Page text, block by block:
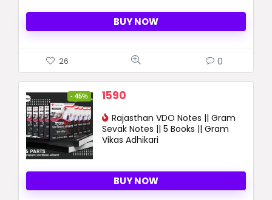
BUY NOW
26 0
- 45%
Original
was:
2890 ₹.
1590
is:
1590 ₹.
Rajasthan VDO Notes || Gram
Sevak Notes || 5 Books || Gram
Vikas Adhikari
BUY NOW